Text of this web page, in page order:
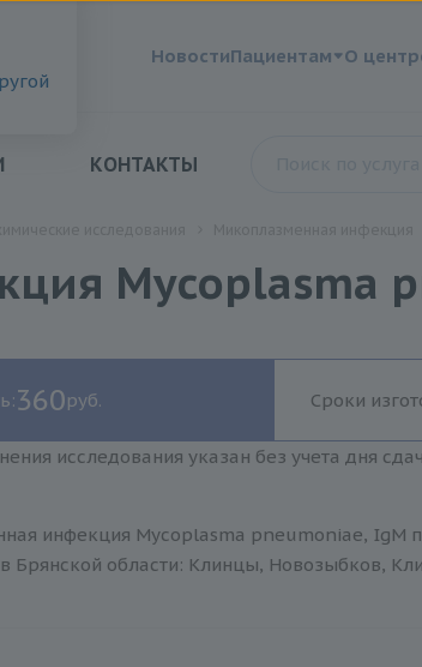
НовостиПациентам О
КОНТАКТЫ
Mycoplasma
360руб. Сроки
исследования указан без учета дня
инфекция Mycoplasma pneumoniae, IgM
Брянской области: Клинцы, Новозыбков,